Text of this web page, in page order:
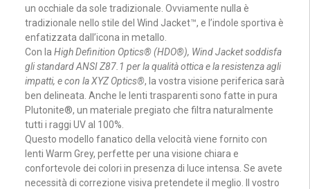
un occhiale da sole tradizionale. Ovviamente nulla è
tradizionale nello stile del Wind Jacket™, e l’indole sportiva è
enfatizzata dall’icona in metallo.
Con la High Definition Optics® (HDO®), Wind Jacket soddisfa
gli standard ANSI Z87.1 per la qualità ottica e la resistenza agli
impatti, e con la XYZ Optics®, la vostra visione periferica sarà
ben delineata. Anche le lenti trasparenti sono fatte in pura
Plutonite®, un materiale pregiato che filtra naturalmente
tutti i raggi UV al 100%.
Questo modello fanatico della velocità viene fornito con
lenti Warm Grey, perfette per una visione chiara e
confortevole dei colori in presenza di luce intensa. Se avete
necessità di correzione visiva pretendete il meglio. Il vostro